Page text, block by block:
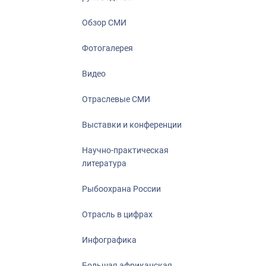
Большая
Укрепление
События в
Обзор СМИ
Фотогалерея
Видео
Отраслевые СМИ
Выставки и конференции
Научно-практическая
литература
Рыбоохрана России
Отрасль в цифрах
Инфографика